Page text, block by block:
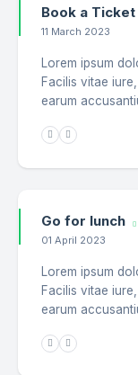
Book a
11 March 2023
Lorem ipsum
Facilis vitae
earum
Go for lunch
01 April 2023
Lorem ipsum
Facilis vitae
earum